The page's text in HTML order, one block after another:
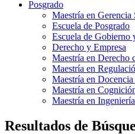
Posgrado
Maestría en Gerencia
Escuela de Posgrado
Escuela de Gobierno
Derecho y Empresa
Maestría en Derecho
Maestría en
Maestría en
Maestría en
Maestría en
Resultados de